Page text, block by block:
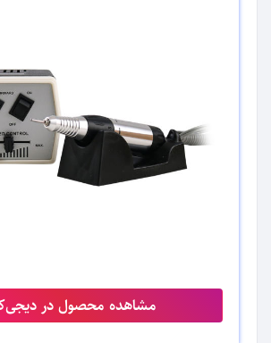
مشاهده محصول در